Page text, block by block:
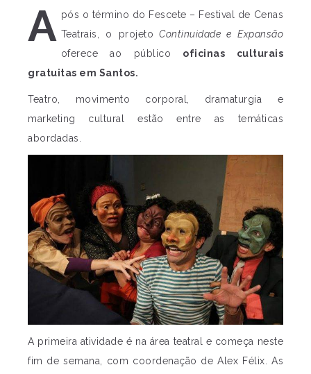
A pós o término do Fescete – Festival de Cenas
Teatrais, o projeto Continuidade e Expansão
oferece ao público oficinas culturais
gratuitas em Santos.
Teatro, movimento corporal, dramaturgia e
marketing cultural estão entre as temáticas
abordadas.
A primeira atividade é na área teatral e começa neste
fim de semana, com coordenação de Alex Félix. As